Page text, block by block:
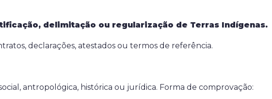
delimitação ou regularização de Terras Indígenas.
declarações, atestados ou termos de referência.
antropológica, histórica ou jurídica. Forma de comprovação: